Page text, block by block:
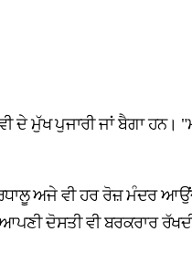
ਮੁੱਖ ਪੁਜਾਰੀ ਜਾਂ ਬੈਗਾ ਹਨ।
ਅਜੇ ਵੀ ਹਰ ਰੋਜ਼ ਮੰਦਰ
ਦੋਸਤੀ ਵੀ ਬਰਕਰਾਰ